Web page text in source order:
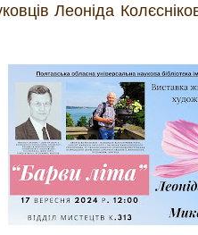
Леоніда